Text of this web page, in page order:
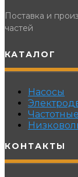
Поставка и
частей
КАТАЛОГ
Насосы
КОНТАКТЫ